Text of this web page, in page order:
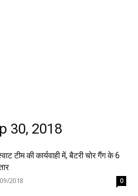
30, 2018
टीम की कार्यवाही में, बैटरी चोर गैंग के 6
2018 0